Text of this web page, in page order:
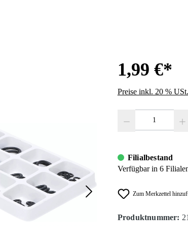
1,99 €*
Preise inkl. 20 %
Filialbestand
Verfügbar in 6
Zum Merkzettel
Produktnummer: